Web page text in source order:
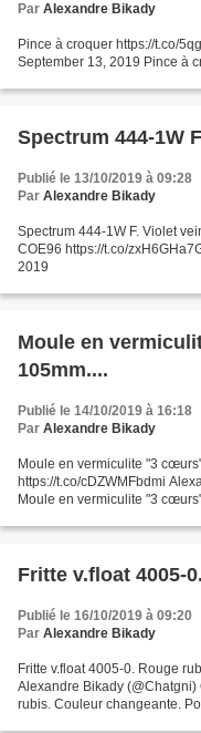
Par Alexandre Bikady
Pince à croquer https://t.co/
September 13, 2019 Pince à
Spectrum 444-1W
Publié le 13/10/2019 à 09:28
Par Alexandre Bikady
Spectrum 444-1W F. Violet
COE96 https://t.co/
2019
Moule en
105mm....
Publié le 14/10/2019 à 16:18
Par Alexandre Bikady
Moule en vermiculite "3
https://t.co/cDZWMFbdmi
Moule en vermiculite "3
Publié le 16/10/2019 à 09:20
Par Alexandre Bikady
Fritte v.float 4005-0. Rouge
Alexandre Bikady (@Chatgni)
rubis. Couleur changeante.